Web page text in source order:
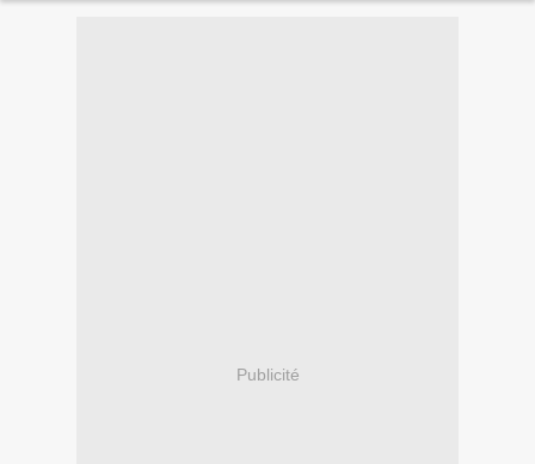
Publicité